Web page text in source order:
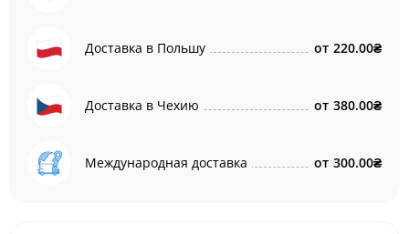
Доставка в Польшу от 220.00₴
Доставка в Чехию от 380.00₴
Международная доставка от 300.00₴